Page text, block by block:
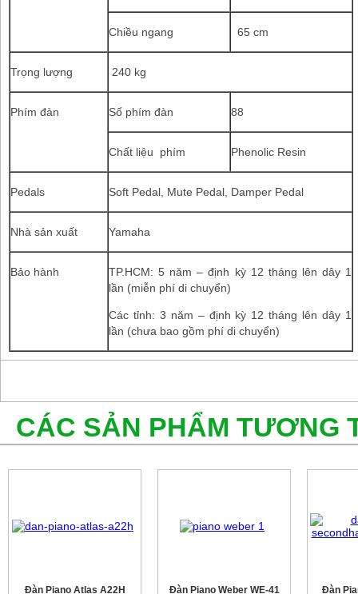
Chiều ngang 65 cm
Trọng lượng 240 kg
Phím đàn Số phím đàn 88
Chất liệu phím Phenolic Resin
Pedals Soft Pedal, Mute Pedal, Damper Pedal
Nhà sản xuất Yamaha
Bảo hành
TP.HCM: 5 năm – định kỳ 12 tháng lên dây 1
lần (miễn phí di chuyển)
Các tỉnh: 3 năm – định kỳ 12 tháng lên dây 1
lần (chưa bao gồm phí di chuyển)
CÁC SẢN PHẨM TƯƠNG
Đàn Piano Atlas A22H Đàn Piano Weber WE-41 Đàn